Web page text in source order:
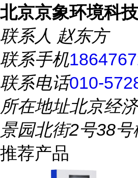
北京京象环境科
联系人 赵东方
联系手机
联系电话010-
所在地址北京经
景园北街2号38
推荐产品